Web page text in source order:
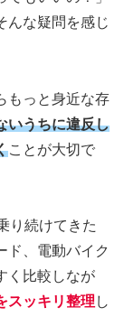
んな疑問を感じ
もっと身近な存
いうちに違反し
ことが大切で
り続けてきた
ド、電動バイク
く比較しなが
スッキリ整理 し